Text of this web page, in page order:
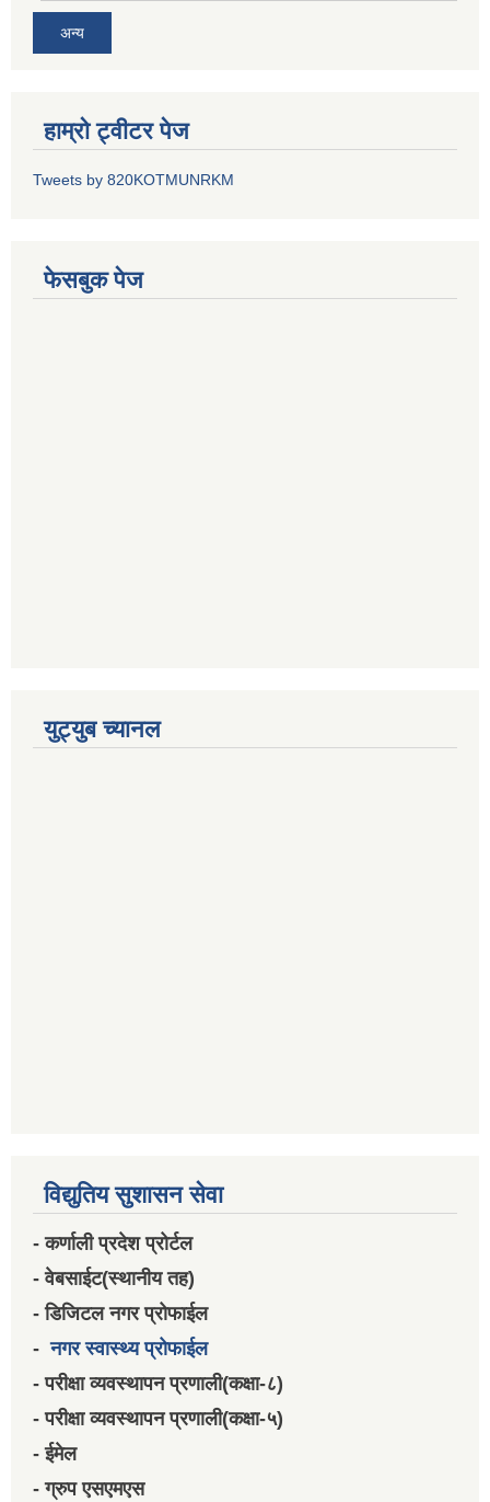
अन्य
हाम्रो ट्वीटर पेज
Tweets by 820KOTMUNRKM
फेसबुक पेज
युट्युब च्यानल
विद्युतिय सुशासन सेवा
- कर्णाली प्रदेश प्रोर्टल
- वेबसाईट(स्थानीय तह)
- डिजिटल नगर प्रोफाईल
-नगर स्वास्थ्य प्रोफाईल
- परीक्षा व्यवस्थापन प्रणाली(कक्षा-८)
- परीक्षा व्यवस्थापन प्रणाली(कक्षा-५)
- ईमेल
- ग्रुप एसएमएस